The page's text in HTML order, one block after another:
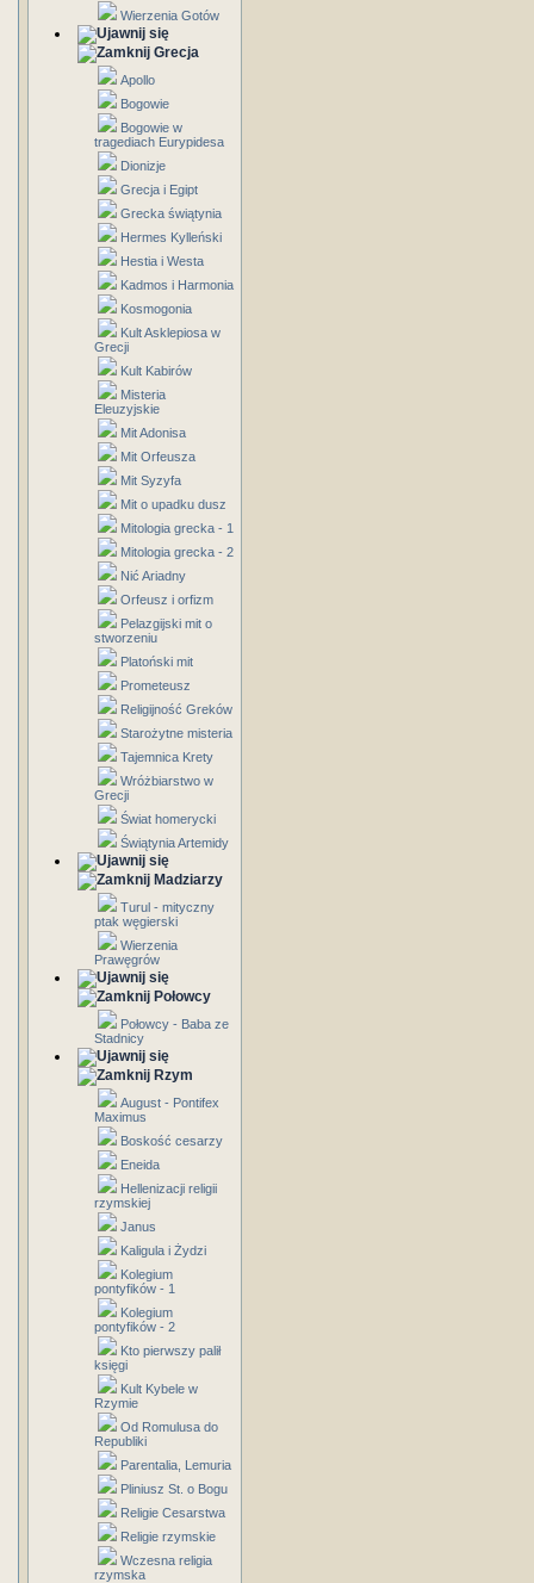
Wierzenia Gotów
Grecja
Apollo
Bogowie
Bogowie w
tragediach Eurypidesa
Dionizje
Grecja i Egipt
Grecka świątynia
Hermes Kylleński
Hestia i Westa
Kadmos i Harmonia
Kosmogonia
Kult Asklepiosa w
Grecji
Kult Kabirów
Misteria
Eleuzyjskie
Mit Adonisa
Mit Orfeusza
Mit Syzyfa
Mit o upadku dusz
Mitologia grecka - 1
Mitologia grecka - 2
Nić Ariadny
Orfeusz i orfizm
Pelazgijski mit o
stworzeniu
Platoński mit
Prometeusz
Religijność Greków
Starożytne misteria
Tajemnica Krety
Wróżbiarstwo w
Grecji
Świat homerycki
Świątynia Artemidy
Madziarzy
Turul - mityczny
ptak węgierski
Wierzenia
Prawęgrów
Połowcy
Połowcy - Baba ze
Stadnicy
Rzym
August - Pontifex
Maximus
Boskość cesarzy
Eneida
Hellenizacji religii
rzymskiej
Janus
Kaligula i Żydzi
Kolegium
pontyfików - 1
Kolegium
pontyfików - 2
Kto pierwszy palił
księgi
Kult Kybele w
Rzymie
Od Romulusa do
Republiki
Parentalia, Lemuria
Pliniusz St. o Bogu
Religie Cesarstwa
Religie rzymskie
Wczesna religia
rzymska